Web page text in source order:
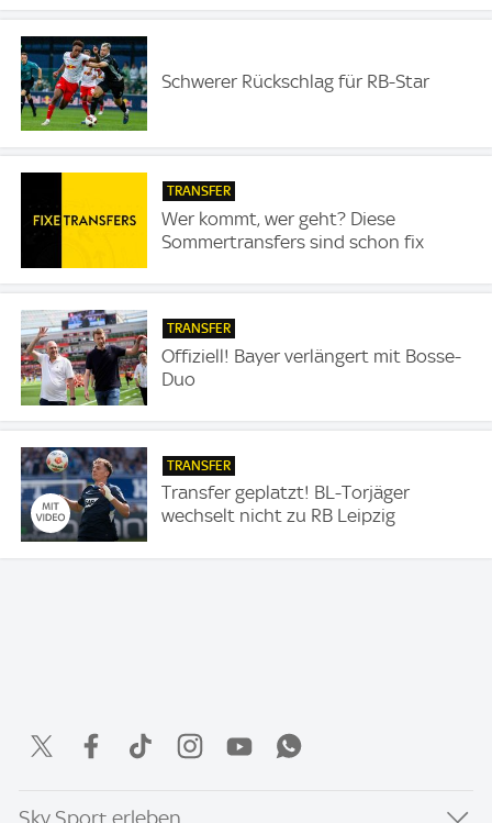
Schwerer Rückschlag für RB-Star
TRANSFER
Wer kommt, wer geht? Diese
Sommertransfers sind schon fix
TRANSFER
Offiziell! Bayer verlängert mit Bosse-
Duo
TRANSFER
Transfer geplatzt! BL-Torjäger
wechselt nicht zu RB Leipzig